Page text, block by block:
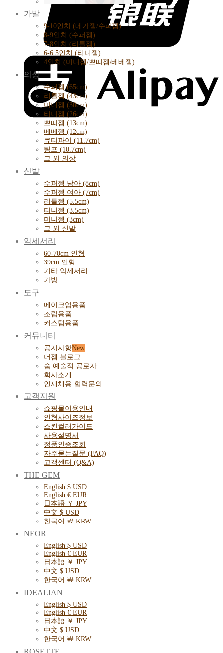
가발
9-10인치 (메가젬/수퍼젬)
8-9인치 (수퍼젬)
7-8인치 (리틀젬)
6-6.5인치 (티니젬)
4인치 (미니젬/쁘띠젬/베베젬)
의상
수퍼젬 (65cm)
리틀젬 (43cm)
미니젬 (30cm)
티니젬 (26cm)
쁘띠젬 (13cm)
베베젬 (12cm)
큐티파이 (11.7cm)
팀프 (10.7cm)
그 외 의상
신발
수퍼젬 남아 (8cm)
수퍼젬 여아 (7cm)
리틀젬 (5.5cm)
티니젬 (3.5cm)
미니젬 (3cm)
그 외 신발
악세서리
60-70cm 인형
39cm 인형
기타 악세서리
가방
도구
메이크업용품
조립용품
커스텀용품
커뮤니티
공지사항
더젬 블로그
숨 예술적 공로자
회사소개
인재채용·협력문의
고객지원
쇼핑몰이용안내
인형사이즈정보
스킨컬러가이드
사용설명서
정품인증조회
자주묻는질문 (FAQ)
고객센터 (Q&A)
THE GEM
English $ USD
English € EUR
日本語 ￥ JPY
中文 $ USD
한국어 ￦ KRW
NEOR
English $ USD
English € EUR
日本語 ￥ JPY
中文 $ USD
한국어 ￦ KRW
IDEALIAN
English $ USD
English € EUR
日本語 ￥ JPY
中文 $ USD
한국어 ￦ KRW